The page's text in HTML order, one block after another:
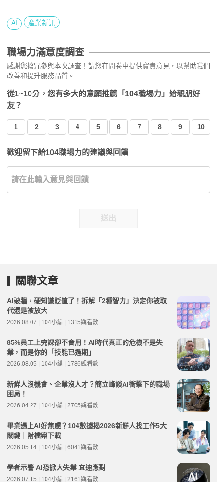
AI 產業新訊
職場力滿意度調查
感謝您撥冗參與本次調查！請您在問卷中提供寶貴意見，以幫助我們
改善和提升服務品質。
從1~10分，您有多大的意願推薦「104職場力」給親朋好
友？
1 2 3 4 5 6 7 8 9 10
歡迎留下給104職場力的建議與回饋
送出
關聯文章
AI破牆，硬知識貶值了！拆解「2種智力」決定你被取
代還是被放大
2026.08.07 | 104小編 | 1315觀看數
85%員工上完課卻不會用！AI時代真正的危機不是失
業，而是你的「技能已過期」
2026.08.05 | 104小編 | 1786觀看數
新鮮人沒機會、企業沒人才？簡立峰談AI衝擊下的職場
困局！
2026.04.27 | 104小編 | 2705觀看數
畢業遇上AI好焦慮？104數據揭2026新鮮人找工作5大
關鍵｜附檔案下載
2026.05.14 | 104小編 | 6041觀看數
學者示警 AI恐掀大失業 宜速應對
2026.07.15 | 104小編 | 2161觀看數